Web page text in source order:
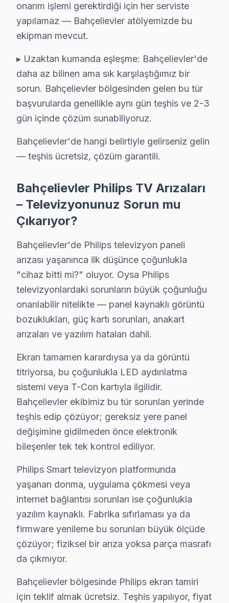
Bahçelievler Referansları: Bahçelievler sakinlerinin
Kapıda ödeme seçeneğiyle gelin. 0850 811 14 36
Bahçelievler Philips Hizmet'in başarısı, Bahçelievler
• Bahçelievler'de Philips Yetkili Destek Sertifikasyonu
Bahçelievler teknisyenlerimiz Philips tarafından resmi
• Bahçelievler'de BGA ve SMD Lehimleme Uzmanlığı
Bahçelievler'de devre kartı onarımında BGA
• Yazılım ve Firmware Yükseltmesi
• Bahçelievler'de Sürekli Eğitim Programları
Bahçelievler servisimizde modern teknolojilere ayak
» İşin kalitesinden ödün vermiyoruz. Bahçelievler'de
Bahçelievler Philips servis Merkezi
Bahçelievler Philips uzman ekibimiz, Bahçelievler
Bahçelievler'de Philips servis talebiniz için bizi
Bahçelievler'de Philips teknik destek hizmetimiz TV
Bahçelievler Philips servis ekibi olarak,
Fabrika Servis Philips Saha Deneyimi:
Saha gözlemlerimiz — Bahçelievler özelinde Philips
Bahçelievler'deki Philips başvuruları incelendiğinde
Bahçelievler'de son değerlendirme döneminde
— %82 aynı gün teslim
— %10 2-3 gün içinde teslim
Philips konusundaki 9 yıllık deneyimimiz, her yeni
Bahçelievler'de müşteri memnuniyeti %96 — bu
Bahçelievler Philips Servisimizin Hizmet
Bahçelievler'da Philips televizyon servisi
Bahçelievler Müşterilerinin Sordukları
onarım işlemi gerektirdiği için her serviste
yapılamaz — Bahçelievler atölyemizde bu
ekipman mevcut.
▸ Uzaktan kumanda eşleşme: Bahçelievler'de
daha az bilinen ama sık karşılaştığımız bir
sorun. Bahçelievler bölgesinden gelen bu tür
başvurularda genellikle aynı gün teşhis ve 2-3
gün içinde çözüm sunabiliyoruz.
Bahçelievler'de hangi belirtiyle gelirseniz gelin
— teşhis ücretsiz, çözüm garantili.
Bahçelievler Philips TV Arızaları
– Televizyonunuz Sorun mu
Çıkarıyor?
Bahçelievler'de Philips televizyon paneli
arızası yaşanınca ilk düşünce çoğunlukla
"cihaz bitti mi?" oluyor. Oysa Philips
televizyonlardaki sorunların büyük çoğunluğu
onarılabilir nitelikte — panel kaynaklı görüntü
bozuklukları, güç kartı sorunları, anakart
arızaları ve yazılım hataları dahil.
Ekran tamamen karardıysa ya da görüntü
titriyorsa, bu çoğunlukla LED aydınlatma
sistemi veya T-Con kartıyla ilgilidir.
Bahçelievler ekibimiz bu tür sorunları yerinde
teşhis edip çözüyor; gereksiz yere panel
değişimine gidilmeden önce elektronik
bileşenler tek tek kontrol ediliyor.
Philips Smart televizyon platformunda
yaşanan donma, uygulama çökmesi veya
internet bağlantısı sorunları ise çoğunlukla
yazılım kaynaklı. Fabrika sıfırlaması ya da
firmware yenileme bu sorunları büyük ölçüde
çözüyor; fiziksel bir arıza yoksa parça masrafı
da çıkmıyor.
Bahçelievler bölgesinde Philips ekran tamiri
için teklif almak ücretsiz. Teşhis yapılıyor, fiyat